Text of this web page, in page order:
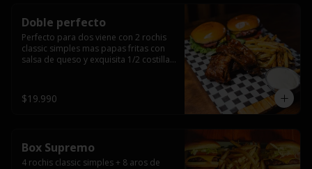
Doble perfecto
Perfecto para dos viene con 2 rochis
classic simples mas papas fritas con
salsa de queso y exquisita 1/2 costilla
$19.990
Box Supremo
4 rochis classic simples + 8 aros de